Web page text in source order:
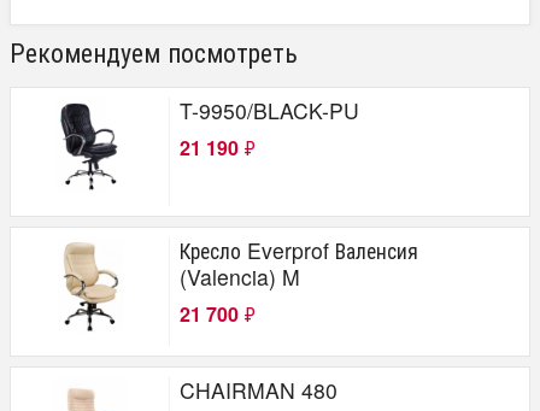
Рекомендуем посмотреть
T-9950/BLACK-PU
21 190 ₽
Кресло Everprof Валенсия
(Valencia) M
21 700 ₽
CHAIRMAN 480